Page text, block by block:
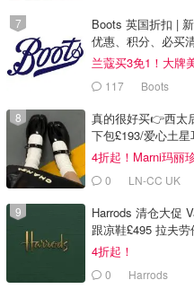
Boots 英国折扣 |
优惠、积分、必买
兰蔻买3免1！大牌
117 Boots
真的很好买👉西太
下包£193/爱心土星
4折起！Marni玛丽
0 LN-CC UK
Harrods 清仓大促
跟凉鞋£495 拉夫
4折起！
0 Harrods